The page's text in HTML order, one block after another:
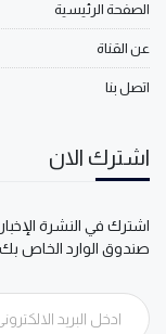
الصفحة الرئيسية
عن القناة
اتصل بنا
اشترك الان
اشترك في النشرة
صندوق الوارد الخاص